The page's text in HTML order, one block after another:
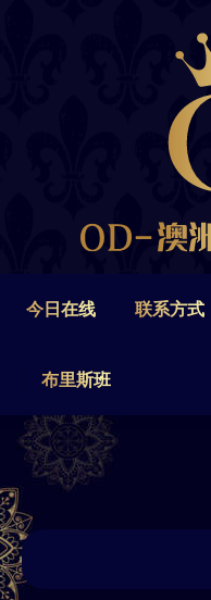
今日在线 联系方式
布里斯班
联系方式